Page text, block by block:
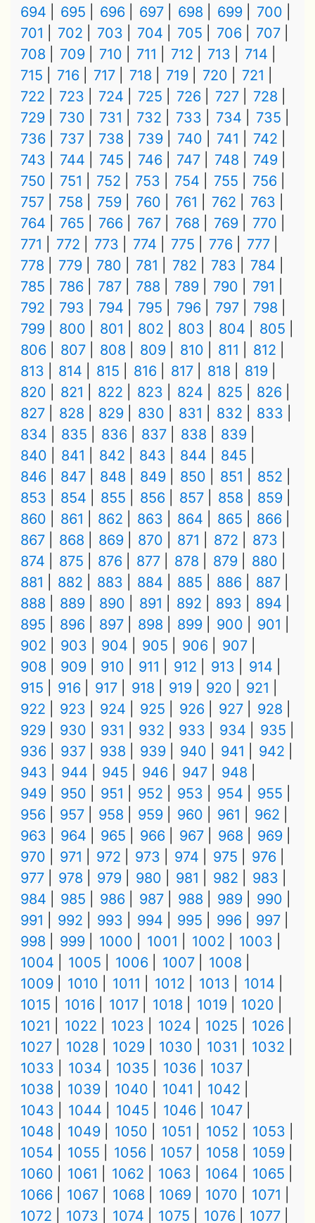
694
695 696 697 698 699
700
701
702 703 704 705 706
707
708
709 710 711 712 713
714
715
716 717 718 719 720
721
722
723 724 725 726 727
728
729
730 731 732 733 734
735
736
737 738 739 740 741
742
743
744 745 746 747 748
749
750
751 752 753 754 755
756
757
758 759 760 761 762
763
764
765 766 767 768 769
770
771
772 773 774 775 776
777
778
779 780 781 782 783
784
785
786 787 788 789 790
791
792
793 794 795 796 797
798
799
800 801 802 803 804
805
806
807 808 809 810 811
812
813
814 815 816 817 818
819
820
821 822 823 824 825
826
827
828 829 830 831 832
833
834
835 836 837 838
839
840
841 842 843 844
845
846
847 848 849 850 851
852
853
854 855 856 857 858
859
860
861 862 863 864 865
866
867
868 869 870 871 872
873
874
875 876 877 878 879
880
881
882 883 884 885 886
887
888
889 890 891 892 893
894
895
896 897 898 899 900
901
902
903 904 905 906
907
908
909 910 911 912 913
914
915
916 917 918 919 920
921
922
923 924 925 926 927
928
929
930 931 932 933 934
935
936
937 938 939 940 941
942
943
944 945 946 947
948
949
950 951 952 953 954
955
956
957 958 959 960 961
962
963
964 965 966 967 968
969
970
971 972 973 974 975
976
977
978 979 980 981 982
983
984
985 986 987 988 989
990
991
992 993 994 995 996
997
998
999 1000 1001 1002
1003
1004
1005 1006 1007
1008
1009
1010 1011 1012 1013
1014
1015
1016 1017 1018 1019
1020
1021
1022 1023 1024 1025
1026
1027
1028 1029 1030 1031
1032
1033
1034 1035 1036
1037
1038
1039 1040 1041
1042
1043
1044 1045 1046
1047
1048
1049 1050 1051 1052
1053
1054
1055 1056 1057 1058
1059
1060
1061 1062 1063 1064
1065
1066
1067 1068 1069 1070
1071
1072
1073 1074 1075 1076 1077